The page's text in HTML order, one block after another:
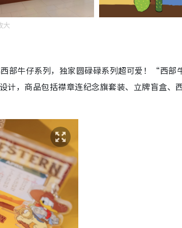
大
部牛仔系列，独家圆碌碌系列超可爱！“西部
计，商品包括襟章连纪念旗套装、立牌盲盒、